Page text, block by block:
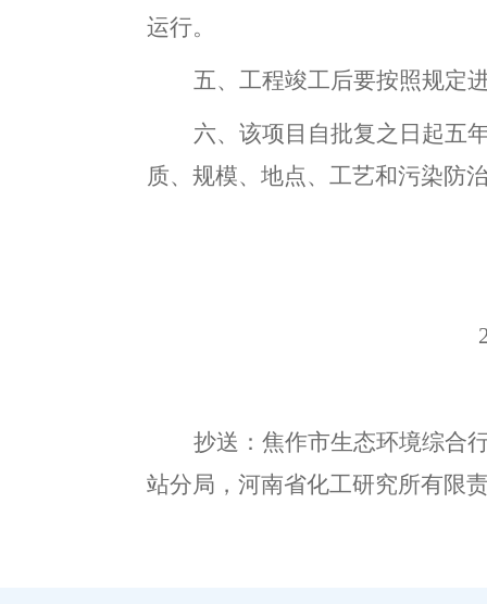
运行。
五、 工程竣工后要按照规定
六、 该项目自批复之日起五
质、规模、地点、工艺和污染防
抄送：焦作市生态环境综合
站分局 ， 河南省化工研究所有限